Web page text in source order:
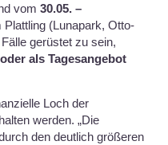
vom 30.05. –
(Lunapark, Otto-
gerüstet zu sein,
als Tagesangebot
Loch der
werden. „Die
den deutlich größeren